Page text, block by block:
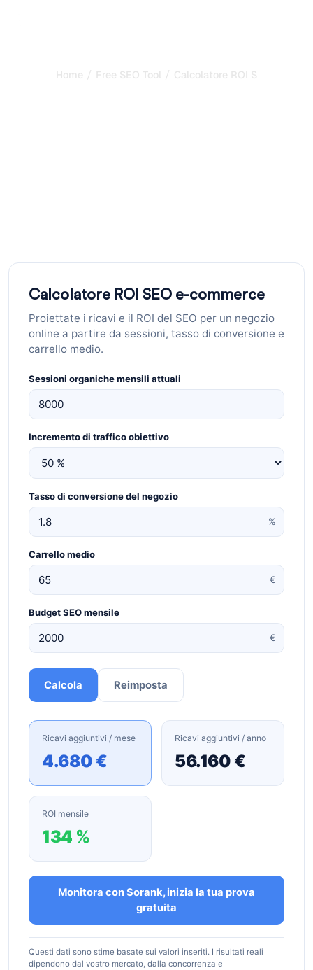
Home / Free SEO Tool / Calcolatore ROI SEO E-
Calcolatore ROI SEO e-commerce
Proiettate i ricavi e il ROI del SEO per un negozio
online a partire da sessioni, tasso di conversione e
carrello medio.
Sessioni organiche mensili attuali
Incremento di traffico obiettivo
Tasso di conversione del negozio
%
Carrello medio
€
Budget SEO mensile
€
Calcola Reimposta
Ricavi aggiuntivi / mese
4.680 €
Ricavi aggiuntivi / anno
56.160 €
ROI mensile
134 %
Monitora con Sorank, inizia la tua prova
gratuita
Questi dati sono stime basate sui valori inseriti. I risultati reali
dipendono dal vostro mercato, dalla concorrenza e